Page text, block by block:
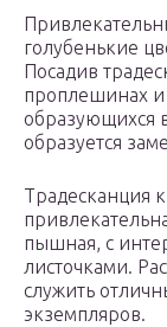
голубенькие
Посадив
проплешинах и
образующихся
образуется
Традесканция
пышная, с
листочками.
служить
экземпляров.